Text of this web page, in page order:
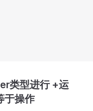
类型进行 +运
于操作